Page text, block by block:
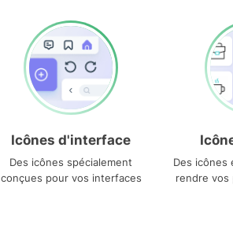
Icônes d'interface
Des icônes spécialement
conçues pour vos interfaces
Des icônes
rendre vos